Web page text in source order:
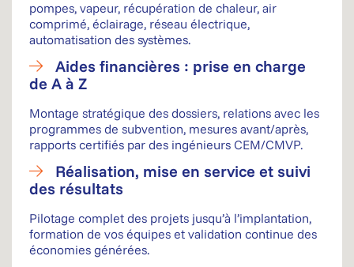
pompes, vapeur, récupération de chaleur, air
comprimé, éclairage, réseau électrique,
automatisation des systèmes.
Aides financières : prise en charge
de A à Z
Montage stratégique des dossiers, relations avec les
programmes de subvention, mesures avant/après,
rapports certifiés par des ingénieurs CEM/CMVP.
Réalisation, mise en service et suivi
des résultats
Pilotage complet des projets jusqu’à l’implantation,
formation de vos équipes et validation continue des
économies générées.